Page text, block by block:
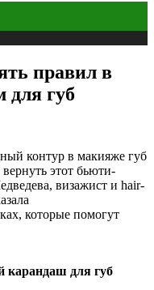
правил в
для губ
контур в макияже губ
этот бьюти-
визажист и hair-
которые помогут
карандаш для губ